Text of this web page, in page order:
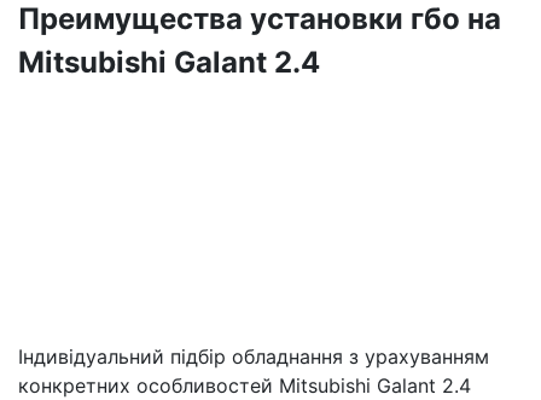
Преимущества установки гбо на
Mitsubishi Galant 2.4
Індивідуальний підбір обладнання з урахуванням
конкретних особливостей Mitsubishi Galant 2.4